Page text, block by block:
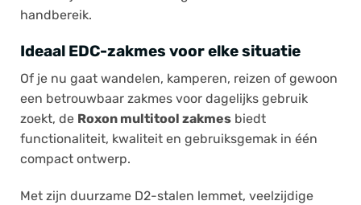
handbereik.
Ideaal EDC-zakmes voor elke situatie
Of je nu gaat wandelen, kamperen, reizen of gewoon
een betrouwbaar zakmes voor dagelijks gebruik
zoekt, de Roxon multitool zakmes biedt
functionaliteit, kwaliteit en gebruiksgemak in één
compact ontwerp.
Met zijn duurzame D2-stalen lemmet, veelzijdige